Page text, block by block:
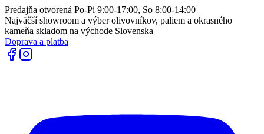
Predajňa otvorená Po-Pi 9:00-17:00, So 8:00-14:00
Najväčší showroom a výber olivovníkov, paliem a okrasného
kameňa skladom na východe Slovenska
Doprava a platba